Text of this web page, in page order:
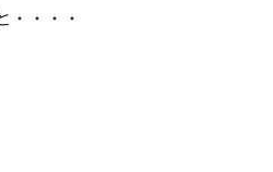
・・・・